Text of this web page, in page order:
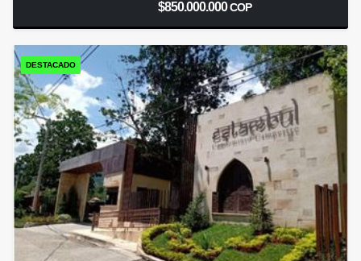
$850.000.000COP
DESTACADO